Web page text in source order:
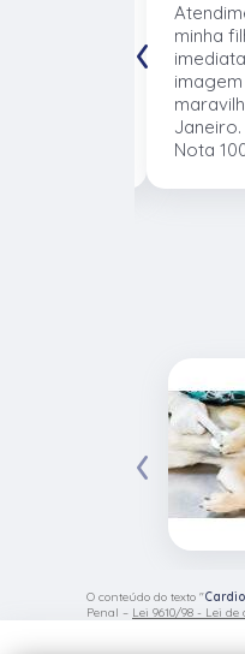
minha
Nota
‹
‹
O conteúdo do texto "
Penal – Lei 9610/98 - Lei